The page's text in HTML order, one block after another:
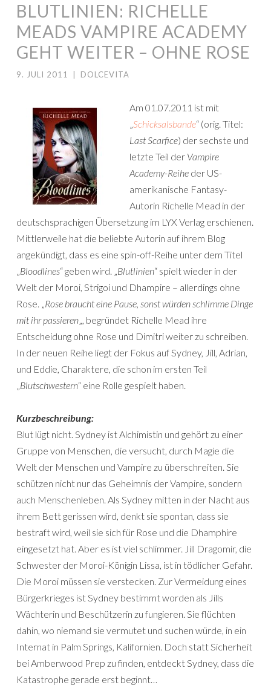
BLUTLINIEN: RICHELLE
MEADS VAMPIRE ACADEMY
GEHT WEITER – OHNE ROSE
9. JULI 2011 DOLCEVITA
Am 01.07.2011 ist mit
„Schicksalsbande“ (orig. Titel:
Last Scarfice) der sechste und
letzte Teil der Vampire
Academy-Reihe der US-
amerikanische Fantasy-
Autorin Richelle Mead in der
deutschsprachigen Übersetzung im LYX Verlag erschienen.
Mittlerweile hat die beliebte Autorin auf ihrem Blog
angekündigt, dass es eine spin-off-Reihe unter dem Titel
„Bloodlines“ geben wird. „Blutlinien“ spielt wieder in der
Welt der Moroi, Strigoi und Dhampire – allerdings ohne
Rose. „Rose braucht eine Pause, sonst würden schlimme Dinge
mit ihr passieren„, begründet Richelle Mead ihre
Entscheidung ohne Rose und Dimitri weiter zu schreiben.
In der neuen Reihe liegt der Fokus auf Sydney, Jill, Adrian,
und Eddie, Charaktere, die schon im ersten Teil
„Blutschwestern“ eine Rolle gespielt haben.
Kurzbeschreibung:
Blut lügt nicht. Sydney ist Alchimistin und gehört zu einer
Gruppe von Menschen, die versucht, durch Magie die
Welt der Menschen und Vampire zu überschreiten. Sie
schützen nicht nur das Geheimnis der Vampire, sondern
auch Menschenleben. Als Sydney mitten in der Nacht aus
ihrem Bett gerissen wird, denkt sie spontan, dass sie
bestraft wird, weil sie sich für Rose und die Dhamphire
eingesetzt hat. Aber es ist viel schlimmer. Jill Dragomir, die
Schwester der Moroi-Königin Lissa, ist in tödlicher Gefahr.
Die Moroi müssen sie verstecken. Zur Vermeidung eines
Bürgerkrieges ist Sydney bestimmt worden als Jills
Wächterin und Beschützerin zu fungieren. Sie flüchten
dahin, wo niemand sie vermutet und suchen würde, in ein
Internat in Palm Springs, Kalifornien. Doch statt Sicherheit
bei Amberwood Prep zu finden, entdeckt Sydney, dass die
Katastrophe gerade erst beginnt…